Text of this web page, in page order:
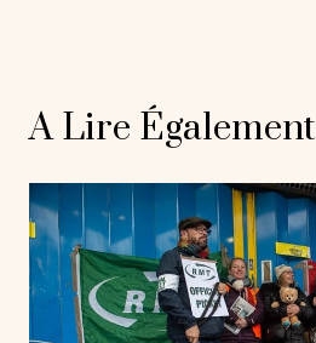
A Lire Également